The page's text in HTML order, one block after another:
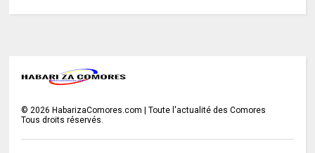
© 2026 HabarizaComores.com | Toute l'actualité des Comores
Tous droits réservés.